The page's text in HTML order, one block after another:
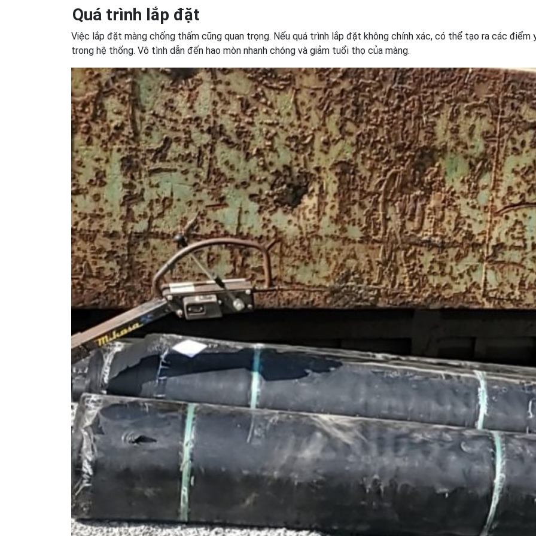
Quá trình lắp đặt
Việc lắp đặt màng chống thấm cũng quan trọng. Nếu quá trình lắp đặt không chính xác, có thể tạo ra các điểm
trong hệ thống. Vô tình dẫn đến hao mòn nhanh chóng và giảm tuổi thọ của màng.